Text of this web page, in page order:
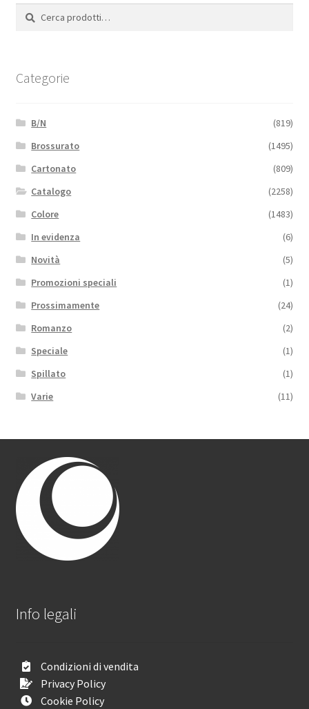
Cerca:
Cerca
Categorie
B/N
(819)
Brossurato
(1495)
Cartonato
(809)
Catalogo
(2258)
Colore
(1483)
In evidenza
(6)
Novità
(5)
Promozioni speciali
(1)
Prossimamente
(24)
Romanzo
(2)
Speciale
(1)
Spillato
(1)
Varie
(11)
Info legali
Condizioni di vendita
Privacy Policy
Cookie Policy